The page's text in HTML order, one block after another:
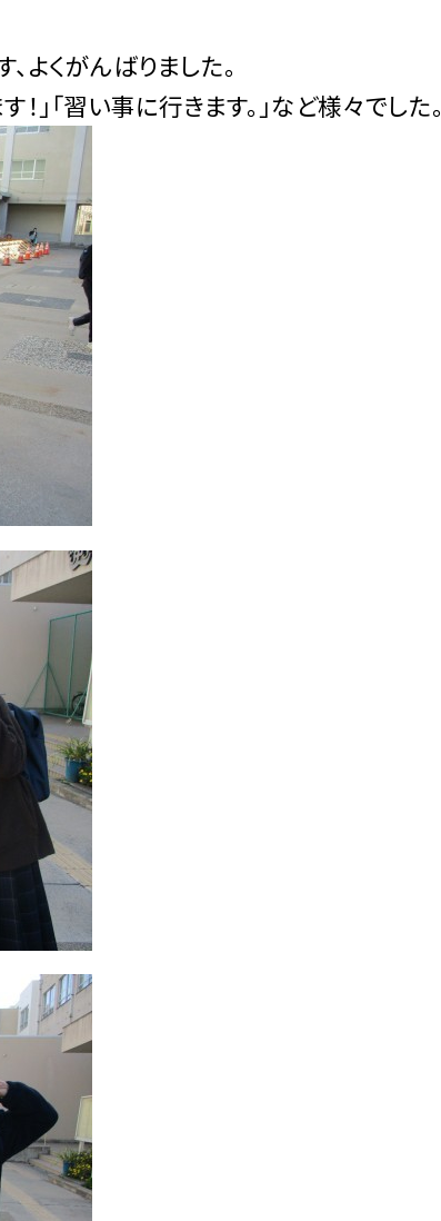
よくがんばりました。
」「習い事に行きます。」など様々でした。